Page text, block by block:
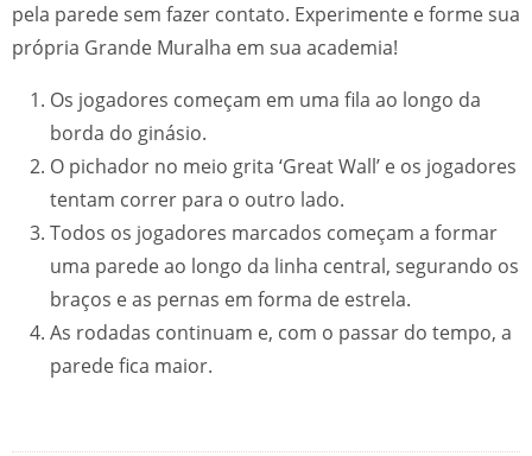
pela parede sem fazer contato. Experimente e forme sua
própria Grande Muralha em sua academia!
Os jogadores começam em uma fila ao longo da
borda do ginásio.
O pichador no meio grita ‘Great Wall’ e os jogadores
tentam correr para o outro lado.
Todos os jogadores marcados começam a formar
uma parede ao longo da linha central, segurando os
braços e as pernas em forma de estrela.
As rodadas continuam e, com o passar do tempo, a
parede fica maior.